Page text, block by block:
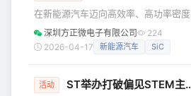
展首位。本届车展吸引了来自中、美、
德、俄、法等21个国家和地区的头部供
应链与科技企业参展，集结展车总数
在新能源汽车迈向高效率、高功率密度
与双向能量流动的趋势下，功率器件正
成为系统性能跃迁的核心引擎。方正微
FA120D035TSCAAS（1200V35mΩ）
深圳方正微电子有限公司
224
2026-04-17
新能源汽车 SiC
活动 ST举办打破偏见STEM主题活动，促进性别平等并激励未来创新者